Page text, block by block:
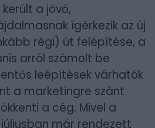
a jövő,
ígérkezik az új
régi) út felépítése, a
arról számolt be
leépítések várhatók
a marketingre szánt
a cég. Mivel a
már rendezett